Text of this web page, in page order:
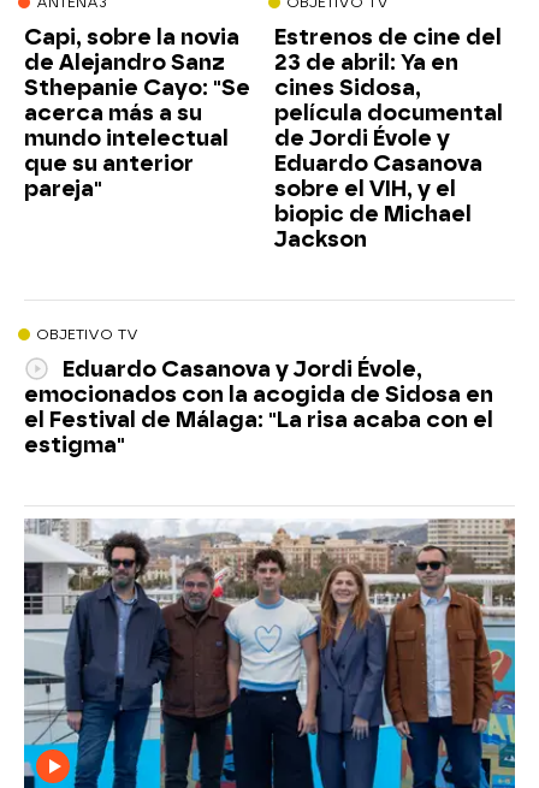
Capi, sobre la novia
de Alejandro Sanz
Sthepanie Cayo: "Se
acerca más a su
mundo intelectual
que su anterior
pareja"
Estrenos de cine del
23 de abril: Ya en
cines Sidosa,
película documental
de Jordi Évole y
Eduardo Casanova
sobre el VIH, y el
biopic de Michael
Jackson
OBJETIVO TV
Eduardo Casanova y Jordi Évole,
emocionados con la acogida de Sidosa en
el Festival de Málaga: "La risa acaba con el
estigma"